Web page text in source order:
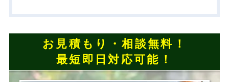
お見積もり・相談無料！
最短即日対応可能！